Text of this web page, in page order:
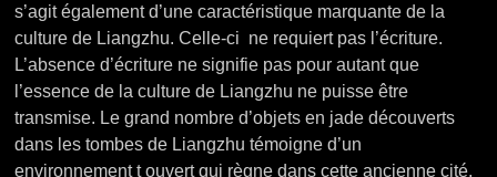
s’agit également d’une caractéristique marquante de la
culture de Liangzhu. Celle-ci ne requiert pas l’écriture.
L’absence d’écriture ne signifie pas pour autant que
l’essence de la culture de Liangzhu ne puisse être
transmise. Le grand nombre d’objets en jade découverts
dans les tombes de Liangzhu témoigne d’un
environnement t ouvert qui règne dans cette ancienne cité,